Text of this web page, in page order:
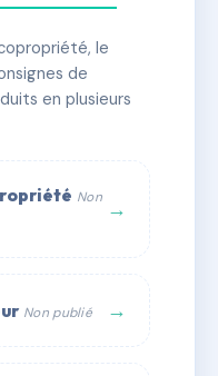
🏗 2 bâtiment(s)
le
de
en plusieurs
Non →
Non publié →